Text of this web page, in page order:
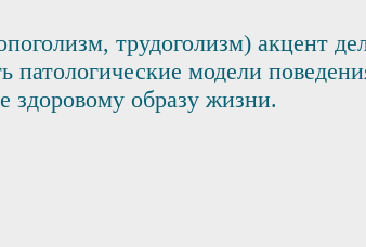
трудоголизм) акцент
модели
образу жизни.